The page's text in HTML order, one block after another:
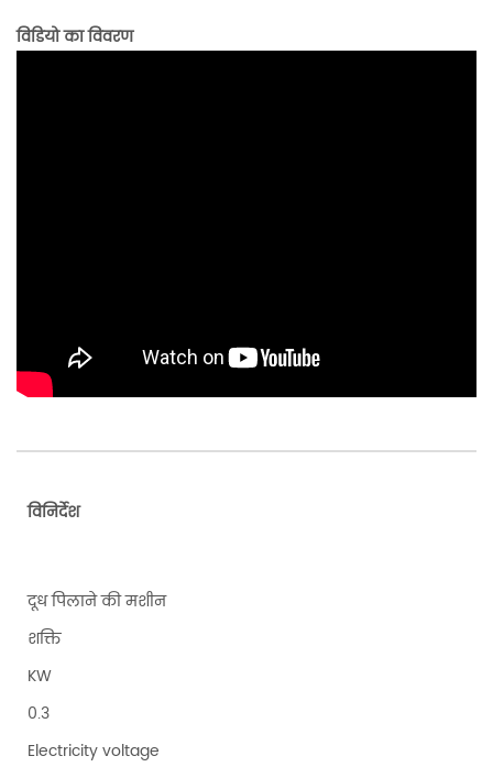
विडियो का विवरण
विनिर्देश
दूध पिलाने की मशीन
शक्ति
KW
0.3
Electricity voltage